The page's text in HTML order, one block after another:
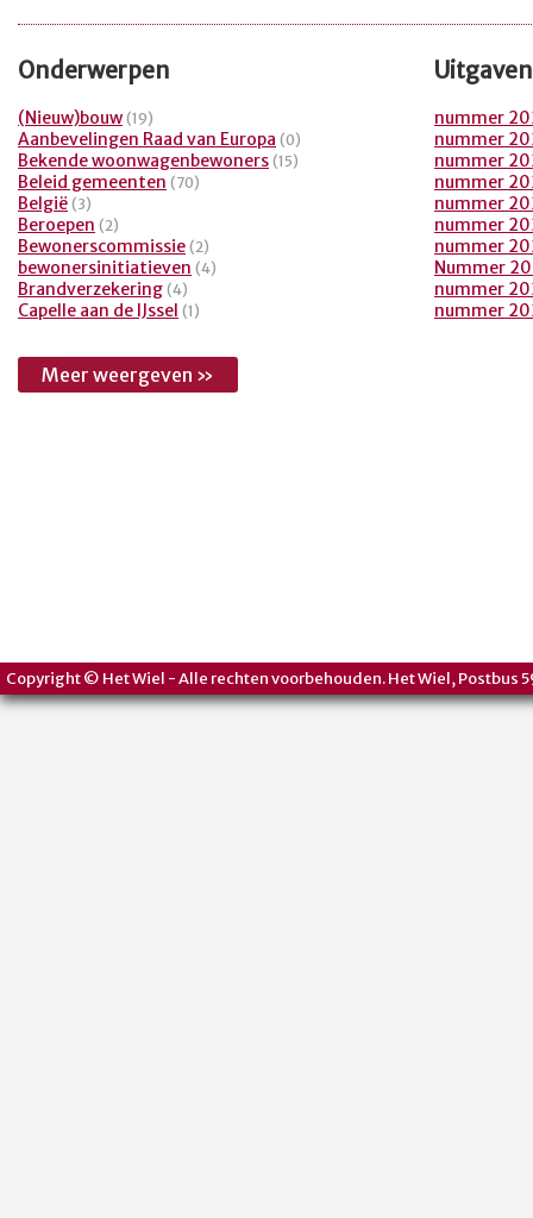
Onderwerpen
(Nieuw)bouw (19)
Aanbevelingen Raad van Europa (0)
Bekende woonwagenbewoners (15)
Beleid gemeenten (70)
België (3)
Beroepen (2)
Bewonerscommissie (2)
bewonersinitiatieven (4)
Brandverzekering (4)
Capelle aan de IJssel (1)
Uitgaven
nummer
nummer
nummer
nummer
nummer
nummer
nummer
Nummer
nummer
nummer
Meer weergeven »
Copyright © Het Wiel - Alle rechten voorbehouden. Het Wiel, Postbus